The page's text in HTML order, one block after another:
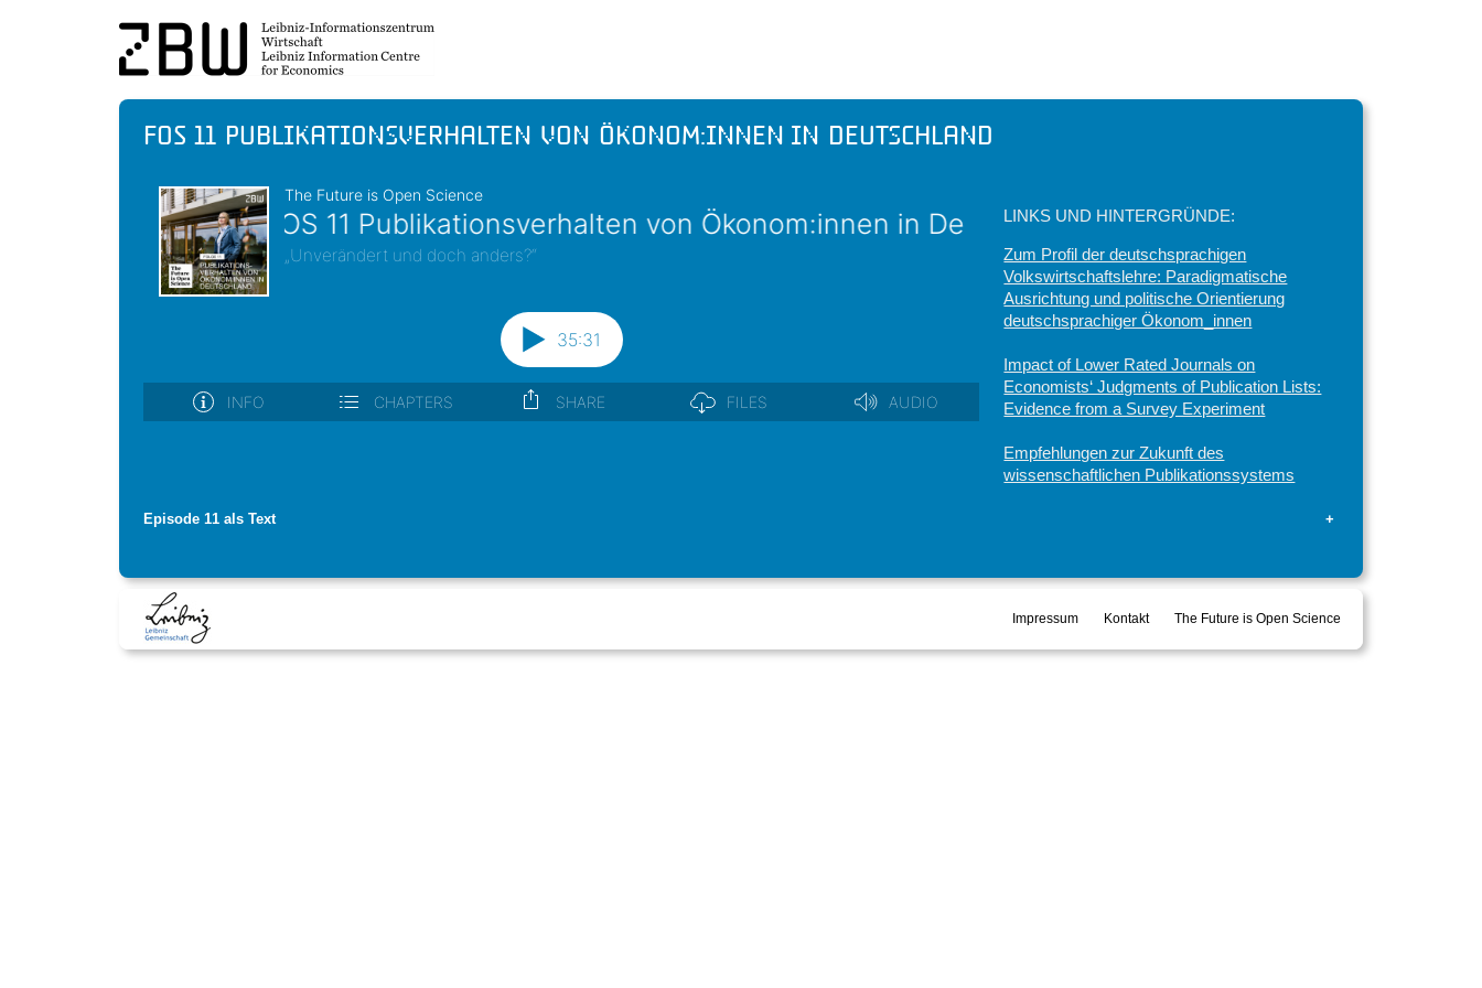
FOS 11 Publikationsverhalten von Ökonom:innen in Deutschland
LINKS UND HINTERGRÜNDE:
Zum Profil der deutschsprachigen
Volkswirtschaftslehre: Paradigmatische
Ausrichtung und politische Orientierung
deutschsprachiger Ökonom_innen
Impact of Lower Rated Journals on
Economists‘ Judgments of Publication Lists:
Evidence from a Survey Experiment
Empfehlungen zur Zukunft des
wissenschaftlichen Publikationssystems
Episode 11 als Text +
Impressum Kontakt The Future is Open Science